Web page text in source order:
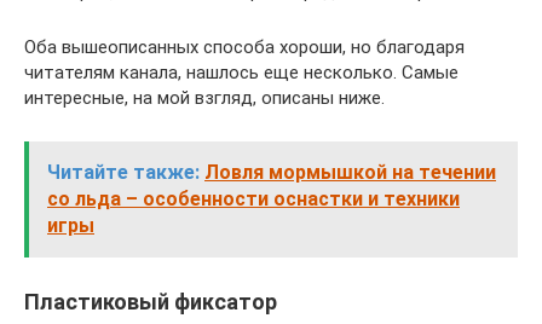
Оба вышеописанных способа хороши, но благодаря
читателям канала, нашлось еще несколько. Самые
интересные, на мой взгляд, описаны ниже.
Читайте также: Ловля мормышкой на течении
со льда – особенности оснастки и техники
игры
Пластиковый фиксатор